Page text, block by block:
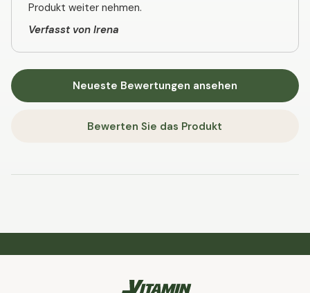
Produkt weiter nehmen.
Verfasst von Irena
Neueste Bewertungen ansehen
Bewerten Sie das Produkt